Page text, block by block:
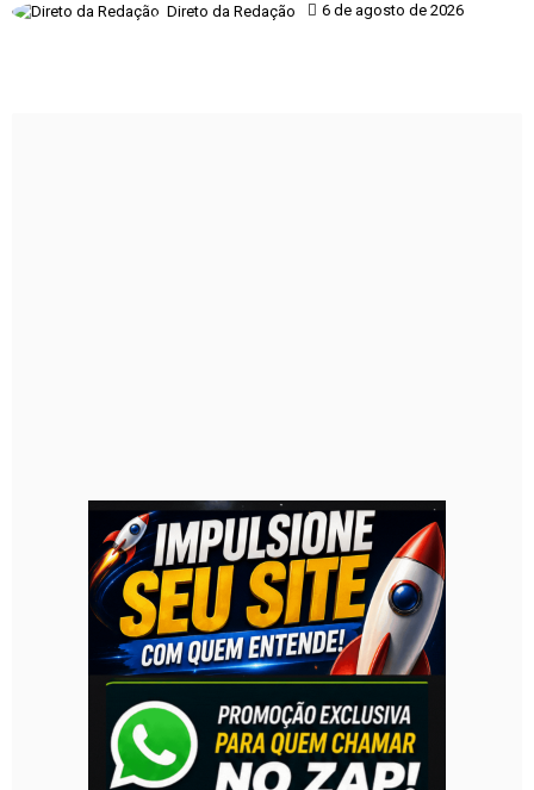
Direto da Redação 6 de agosto de 2026